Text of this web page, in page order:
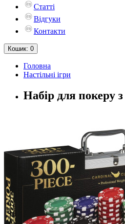
Статті
Відгуки
Контакти
Кошик: 0
Головна
Настільні iгри
Набір для покеру